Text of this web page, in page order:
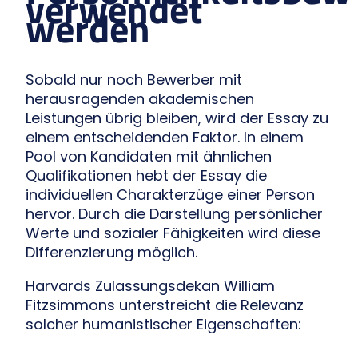
werden
Sobald nur noch Bewerber mit
herausragenden akademischen
Leistungen übrig bleiben, wird der Essay zu
einem entscheidenden Faktor. In einem
Pool von Kandidaten mit ähnlichen
Qualifikationen hebt der Essay die
individuellen Charakterzüge einer Person
hervor. Durch die Darstellung persönlicher
Werte und sozialer Fähigkeiten wird diese
Differenzierung möglich.
Harvards Zulassungsdekan William
Fitzsimmons unterstreicht die Relevanz
solcher humanistischer Eigenschaften: